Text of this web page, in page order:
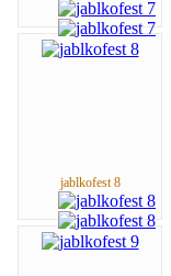
jablkofest 8